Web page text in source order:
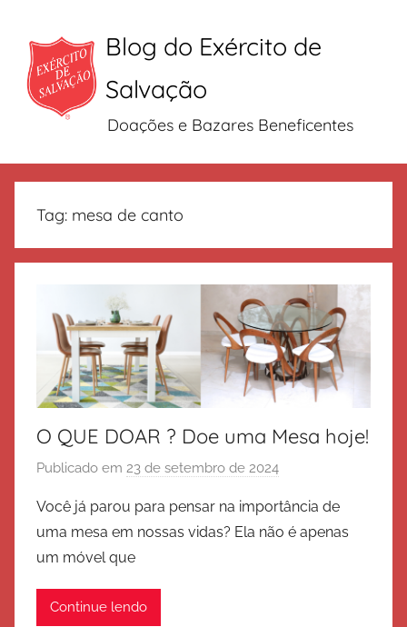
conteúdo
Blog do Exército de
Salvação
Doações e Bazares Beneficentes
Tag: mesa de canto
O QUE DOAR ? Doe uma Mesa hoje!
Publicado em 23 de setembro de 2024
r
E
Você já parou para pensar na importância de
uma mesa em nossas vidas? Ela não é apenas
um móvel que
Continue lendo